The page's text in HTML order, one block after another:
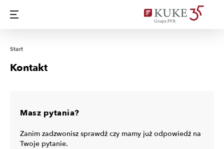
Start
Kontakt
Masz pytania?
Zanim zadzwonisz sprawdź czy mamy już odpowiedź na
Twoje pytanie.